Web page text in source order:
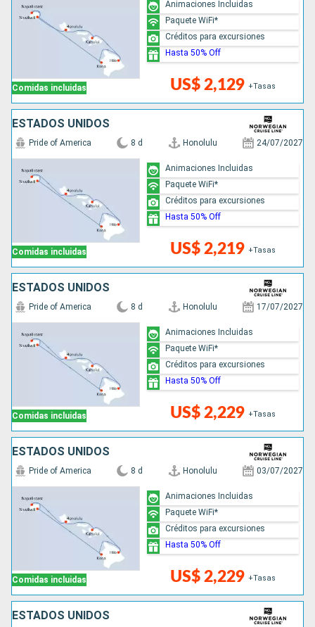
Comidas incluidas US$ 2,129 +Tasas
Animaciones Incluidas
Paquete WiFi*
Créditos para excursiones
Hasta 50% Off
ESTADOS UNIDOS
Comidas incluidas
Pride of America 8 d Honolulu 24/07/2027
US$ 2,219 +Tasas
Animaciones Incluidas
Paquete WiFi*
Créditos para excursiones
Hasta 50% Off
ESTADOS UNIDOS
Comidas incluidas
Pride of America 8 d Honolulu 17/07/2027
US$ 2,229 +Tasas
Animaciones Incluidas
Paquete WiFi*
Créditos para excursiones
Hasta 50% Off
ESTADOS UNIDOS
Comidas incluidas
Pride of America 8 d Honolulu 03/07/2027
US$ 2,229 +Tasas
Animaciones Incluidas
Paquete WiFi*
Créditos para excursiones
Hasta 50% Off
ESTADOS UNIDOS